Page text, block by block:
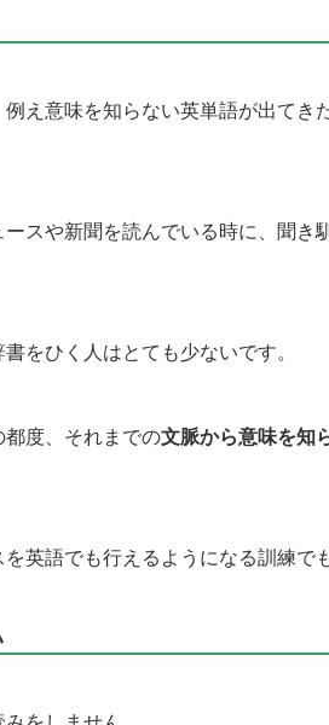
え意味を知らない英単語が出てき
スや新聞を読んでいる時に、聞き
をひく人はとても少ないです。
度、それまでの文脈から意味を知
英語でも行えるようになる訓練で